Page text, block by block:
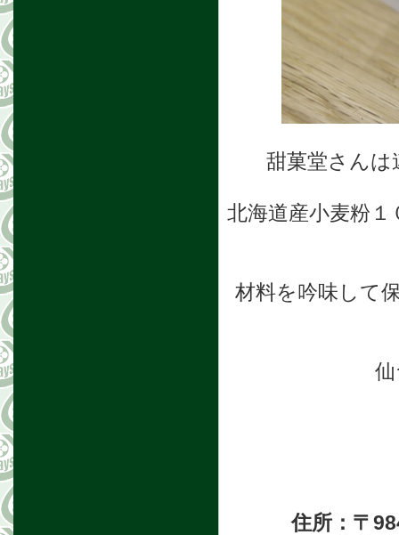
甜菓堂さんは
北海道産小麦粉
材料を吟味して
住所：〒